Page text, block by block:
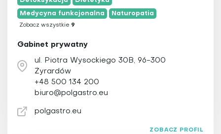
Medycyna funkcjonalna Naturopatia
Zobacz wszystkie 9
Gabinet prywatny
ul. Piotra Wysockiego 30B, 96-300
Żyrardów
+48 500 134 200
biuro@polgastro.eu
polgastro.eu
ZOBACZ PROFIL